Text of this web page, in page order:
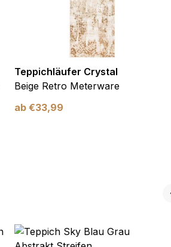
Teppichläufer Crystal
Beige Retro Meterware
ab €33,99